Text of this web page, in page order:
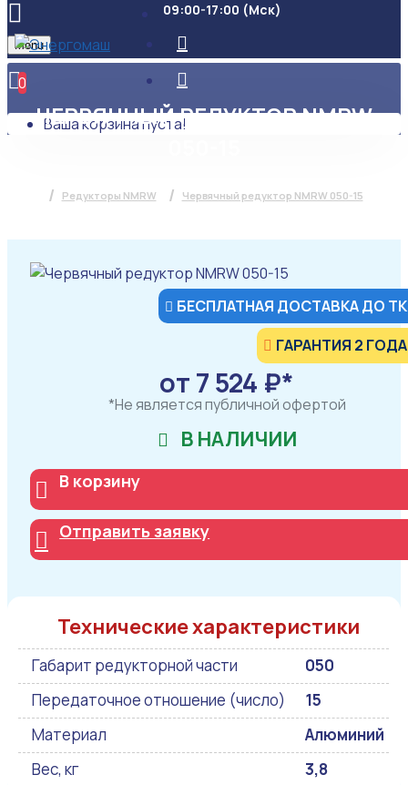
09:00-17:00 (Мск)
Menu
0
Ваша корзина пуста!
ЧЕРВЯЧНЫЙ РЕДУКТОР NMRW
Редукторы NMRW Червячный редуктор NMRW 050-15
БЕСПЛАТНАЯ ДОСТАВКА ДО
ГАРАНТИЯ 2
от 7 524 ₽*
*Не является публичной офертой
В НАЛИЧИИ
В корзину
Отправить заявку
Технические характеристики
Габарит редукторной части
050
Передаточное отношение (число)
15
Материал
Алюминий
Вес, кг
3,8